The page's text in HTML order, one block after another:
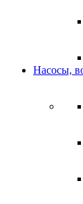
Насосы,